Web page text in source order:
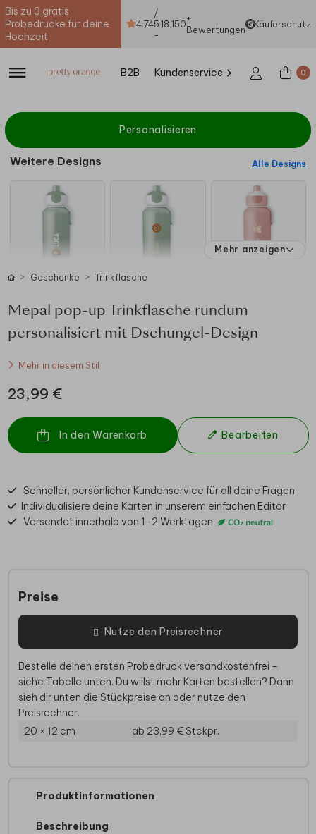
Bis zu 3 gratis
Probedrucke für deine
Hochzeit
4.74
/
5
-
18.150+
Bewertungen
Käuferschutz
B2B Kundenservice 0
Personalisieren
Weitere Designs Alle Designs
Mehr anzeigen
Geschenke Trinkflasche
Mepal pop-up Trinkflasche rundum
personalisiert mit Dschungel-Design
Mehr in diesem Stil
23,99 €
In den Warenkorb Bearbeiten
Schneller, persönlicher Kundenservice für all deine Fragen
Individualisiere deine Karten in unserem einfachen Editor
Versendet innerhalb von 1-2 Werktagen
Preise
Nutze den Preisrechner
Bestelle deinen ersten Probedruck versandkostenfrei –
siehe Tabelle unten. Du willst mehr Karten bestellen? Dann
sieh dir unten die Stückpreise an oder nutze den
Preisrechner.
20 × 12 cm
ab 23,99 €Stckpr.
Produktinformationen
Beschreibung